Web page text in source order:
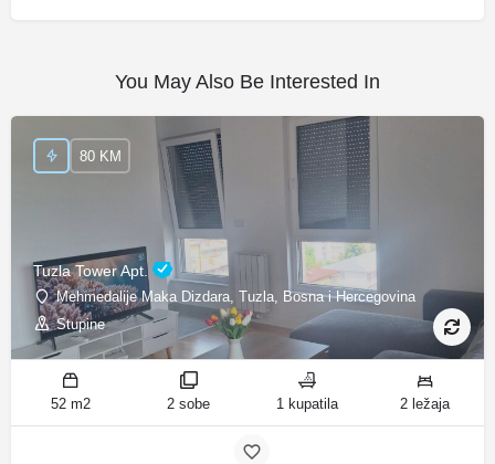
You May Also Be Interested In
Tuzla Tower Apt.
Mehmedalije Maka Dizdara, Tuzla, Bosna i Hercegovina
Stupine
80 KM
52 m2 2 sobe 1 kupatila 2 ležaja